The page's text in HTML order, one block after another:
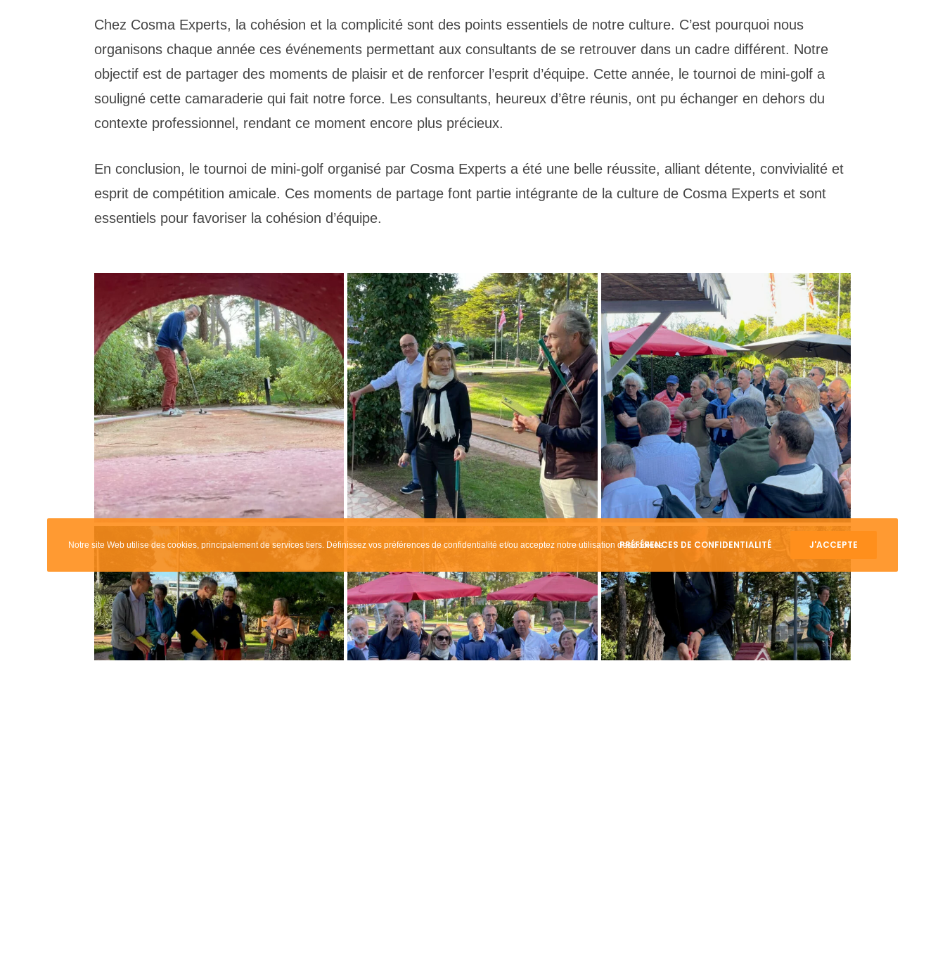
Chez Cosma Experts, la cohésion et la complicité sont des points essentiels de notre culture. C’est pourquoi nous
organisons chaque année ces événements permettant aux consultants de se retrouver dans un cadre différent. Notre
objectif est de partager des moments de plaisir et de renforcer l’esprit d’équipe. Cette année, le tournoi de mini-golf a
souligné cette camaraderie qui fait notre force. Les consultants, heureux d’être réunis, ont pu échanger en dehors du
contexte professionnel, rendant ce moment encore plus précieux.
En conclusion, le tournoi de mini-golf organisé par Cosma Experts a été une belle réussite, alliant détente, convivialité et
esprit de compétition amicale. Ces moments de partage font partie intégrante de la culture de Cosma Experts et sont
essentiels pour favoriser la cohésion d’équipe.
9, avenue de Breteuil
75007 Paris
Experts
Notre valeur ajoutée
La méthode adaptative
Nos domaines de compétences
Références
Webinaires
Business Cases
Témoignages
On parle de nous
Nos actualités
Les enjeux de l’agroalimentaire
Cosma Experts, clients, experts et
partenaires se retrouvent au Golf de
Saint-Cloud
J.O. 2024 : un été en or pour les
@2025 Cosma Experts - Une réalisationCeluga - Sitemap - Mentions Légales - RGPD
Notre site Web utilise des cookies, principalement de services tiers. Définissez vos préférences de confidentialité et/ou acceptez notre utilisation des cookies.PRÉFÉRENCES DE CONFIDENTIALITÉ J'ACCEPTE